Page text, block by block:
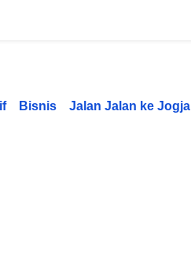
Bisnis Jalan Jalan ke Jogja